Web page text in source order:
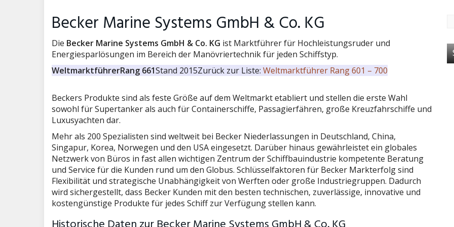
Becker Marine Systems GmbH & Co. KG
Die Becker Marine Systems GmbH & Co. KG ist Marktführer für Hochleistungsruder und
Energiesparlösungen im Bereich der Manövriertechnik für jeden Schiffstyp.
WeltmarktführerRang 661Stand 2015Zurück zur Liste: Weltmarktführer Rang 601 – 700
Beckers Produkte sind als feste Größe auf dem Weltmarkt etabliert und stellen die erste Wahl
sowohl für Supertanker als auch für Containerschiffe, Passagierfähren, große Kreuzfahrschiffe und
Luxusyachten dar.
Mehr als 200 Spezialisten sind weltweit bei Becker Niederlassungen in Deutschland, China,
Singapur, Korea, Norwegen und den USA eingesetzt. Darüber hinaus gewährleistet ein globales
Netzwerk von Büros in fast allen wichtigen Zentrum der Schiffbauindustrie kompetente Beratung
und Service für die Kunden rund um den Globus. Schlüsselfaktoren für Becker Markterfolg sind
Flexibilität und strategische Unabhängigkeit von Werften oder große Industriegruppen. Dadurch
wird sichergestellt, dass Becker Kunden mit den besten technischen, zuverlässige, innovative und
kostengünstige Produkte für jedes Schiff zur Verfügung stellen kann.